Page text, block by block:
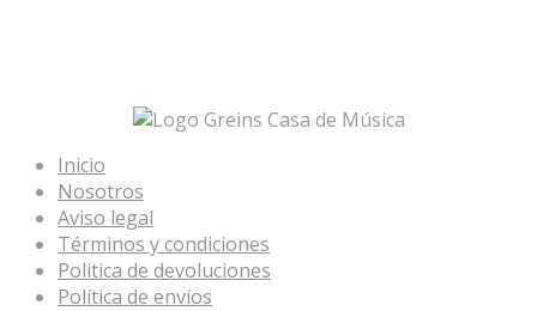
Inicio
Nosotros
Aviso legal
Términos y condiciones
Politica de devoluciones
Política de envíos